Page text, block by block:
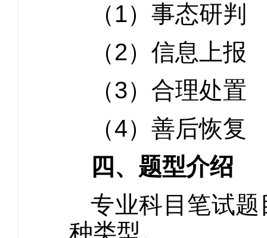
（1）事态研判
（2）信息上报
（3）合理处置
（4）善后恢复
四、题型介绍
专业科目笔试
种类型。